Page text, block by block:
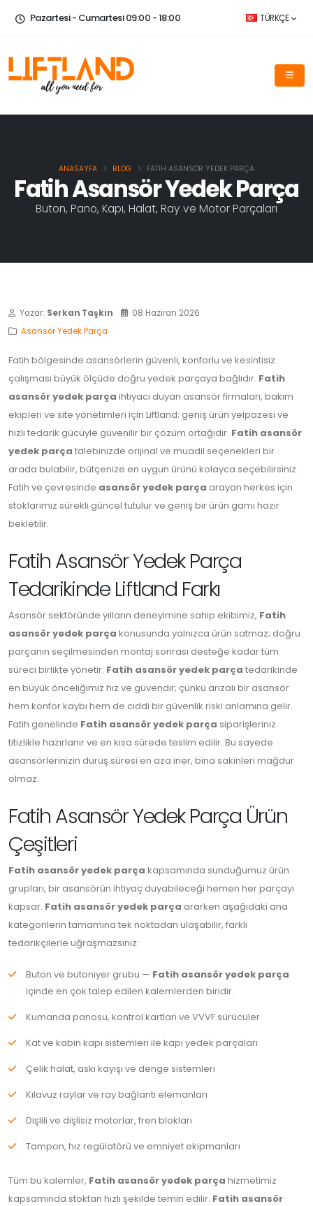
Pazartesi - Cumartesi 09:00 - 18:00 TÜRKÇE
Fatih Asansör Yedek Parça
Buton, Pano, Kapı, Halat, Ray ve Motor Parçaları
ANASAYFA BLOG FATIH ASANSÖR YEDEK PARÇA
Yazar: Serkan Taşkın
08 Haziran 2026
Asansör Yedek Parça
Fatih bölgesinde asansörlerin güvenli, konforlu ve kesintisiz
çalışması büyük ölçüde doğru yedek parçaya bağlıdır. Fatih
asansör yedek parça ihtiyacı duyan asansör firmaları, bakım
ekipleri ve site yönetimleri için Liftland; geniş ürün yelpazesi ve
hızlı tedarik gücüyle güvenilir bir çözüm ortağıdır. Fatih asansör
yedek parça talebinizde orijinal ve muadil seçenekleri bir
arada bulabilir, bütçenize en uygun ürünü kolayca seçebilirsiniz.
Fatih ve çevresinde asansör yedek parça arayan herkes için
stoklarımız sürekli güncel tutulur ve geniş bir ürün gamı hazır
bekletilir.
Fatih Asansör Yedek Parça
Tedarikinde Liftland Farkı
Asansör sektöründe yılların deneyimine sahip ekibimiz, Fatih
asansör yedek parça konusunda yalnızca ürün satmaz; doğru
parçanın seçilmesinden montaj sonrası desteğe kadar tüm
süreci birlikte yönetir. Fatih asansör yedek parça tedarikinde
en büyük önceliğimiz hız ve güvendir; çünkü arızalı bir asansör
hem konfor kaybı hem de ciddi bir güvenlik riski anlamına gelir.
Fatih genelinde Fatih asansör yedek parça siparişleriniz
titizlikle hazırlanır ve en kısa sürede teslim edilir. Bu sayede
asansörlerinizin duruş süresi en aza iner, bina sakinleri mağdur
olmaz.
Fatih Asansör Yedek Parça Ürün
Çeşitleri
Fatih asansör yedek parça kapsamında sunduğumuz ürün
grupları, bir asansörün ihtiyaç duyabileceği hemen her parçayı
kapsar. Fatih asansör yedek parça ararken aşağıdaki ana
kategorilerin tamamına tek noktadan ulaşabilir, farklı
tedarikçilerle uğraşmazsınız:
Buton ve butoniyer grubu — Fatih asansör yedek parça
içinde en çok talep edilen kalemlerden biridir.
Kumanda panosu, kontrol kartları ve VVVF sürücüler
Kat ve kabin kapı sistemleri ile kapı yedek parçaları
Çelik halat, askı kayışı ve denge sistemleri
Kılavuz raylar ve ray bağlantı elemanları
Dişlili ve dişlisiz motorlar, fren blokları
Tampon, hız regülatörü ve emniyet ekipmanları
Tüm bu kalemler, Fatih asansör yedek parça hizmetimiz
kapsamında stoktan hızlı şekilde temin edilir. Fatih asansör